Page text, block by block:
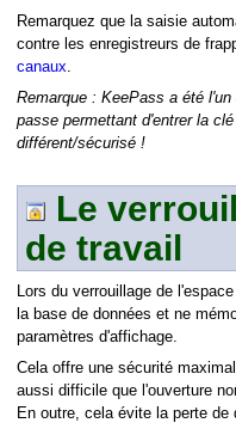
Remarquez que la saisie
contre les enregistreurs de
canaux.
Remarque : KeePass a été
passe permettant d'entrer la
différent/sécurisé !
Le
de travail
Lors du verrouillage de
la base de données et ne
paramètres d'affichage.
Cela offre une sécurité
aussi difficile que l'ouverture
En outre, cela évite la perte de